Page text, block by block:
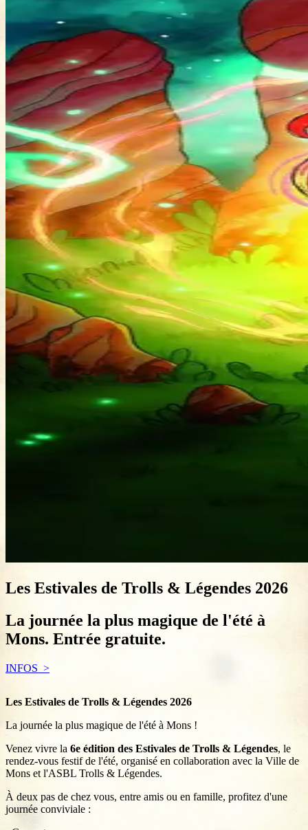
Les Estivales de Trolls & Légendes 2026
La journée la plus magique de l'été à
Mons. Entrée gratuite.
INFOS
Les Estivales de Trolls & Légendes 2026
La journée la plus magique de l'été à Mons !
Venez vivre la 6e édition des Estivales de Trolls & Légendes, le
rendez-vous festif de l'été, organisé en collaboration avec la Ville de
Mons et l'ASBL Trolls & Légendes.
À deux pas de chez vous, entre amis ou en famille, profitez d'une
journée conviviale :